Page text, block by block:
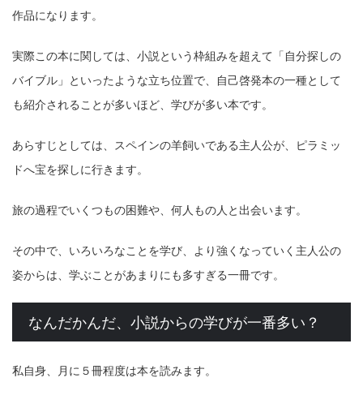
作品になります。
実際この本に関しては、小説という枠組みを超えて 「自分探しの
バイブル」 といったような立ち位置で、自己啓発本の一種として
も紹介されることが多いほど、学びが多い本です。
あらすじとしては、スペインの羊飼いである主人公が、ピラミッ
ドへ宝を探しに行きます。
旅の過程でいくつもの困難や、何人もの人と出会います。
その中で、いろいろなことを学び、より強くなっていく主人公の
姿からは、学ぶことがあまりにも多すぎる一冊です。
なんだかんだ、小説からの学びが一番多い？
私自身、月に５冊程度は本を読みます。